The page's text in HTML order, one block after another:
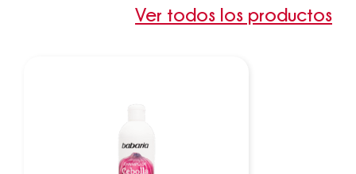
Ver todos los productos